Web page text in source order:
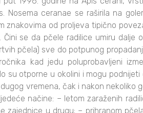
ceranae se raširila na
od proljeva tipično
se da pčele radilice umiru dalje
pčela) sve do potpunog
kad jedu poluprobavljeni
su otporne u okolini i mogu
vremena, čak i nakon nekoliko
načine: – letom zaraženih
zajednice u drugu; – prihranom